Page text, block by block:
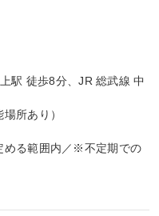
駅 徒歩8分、JR 総武線 中
所あり）
める範囲内／※不定期での